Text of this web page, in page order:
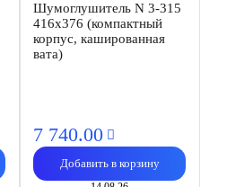
Шумоглушитель N 3-315
416х376 (компактный
корпус, кашированная
вата)
7 740.00
Добавить в корзину